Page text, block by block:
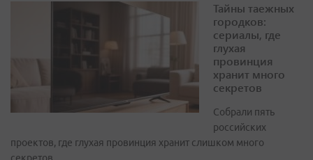
Тайны таежных
городков:
сериалы, где
глухая
провинция
хранит много
секретов
Собрали пять
российских
проектов, где глухая провинция хранит слишком много